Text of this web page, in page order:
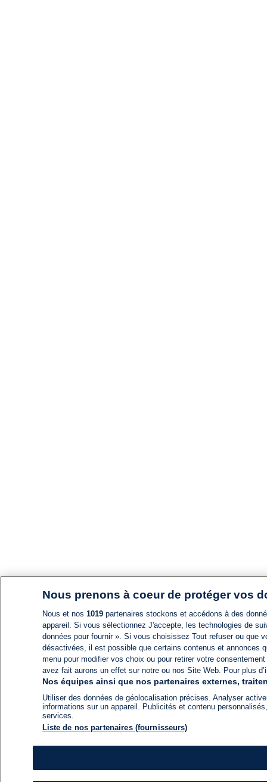
Nous prenons à coeur de protéger vos
Nous et nos 1019partenaires stockons et accédons à des
appareil. Si vous sélectionnez J'accepte, les technologies de
données pour fournir ». Si vous choisissez Tout refuser ou
désactivées, il est possible que certains contenus et annonces
menu pour modifier vos choix ou pour retirer votre
avez fait aurons un effet sur notre ou nos Site Web. Pour plus
Nos équipes ainsi que nos partenaires externes,
Utiliser des données de géolocalisation précises. Analyser
informations sur un appareil. Publicités et contenu
services.
Liste de nos partenaires (fournisseurs)